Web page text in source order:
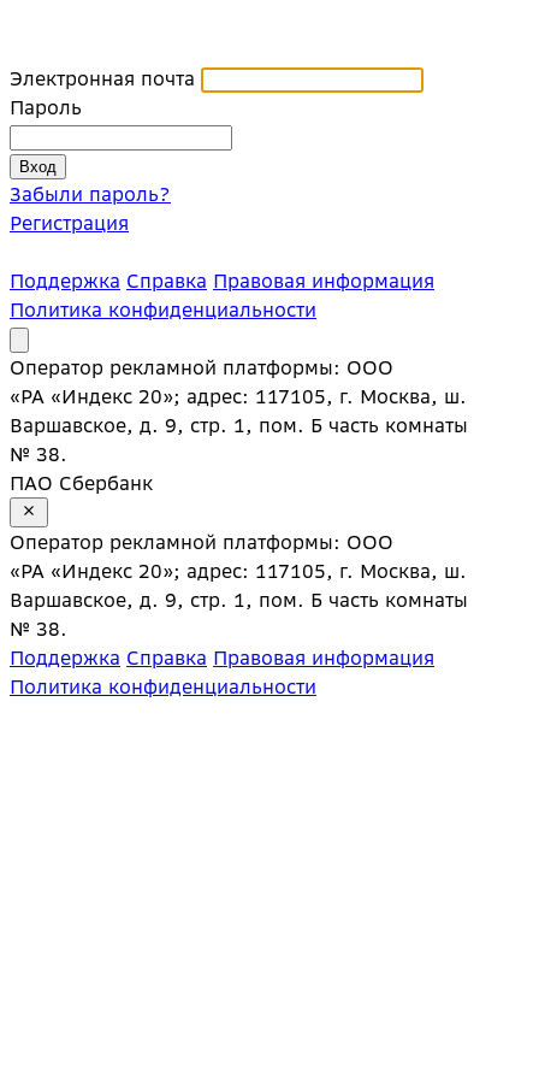
Электронная почта
Пароль
Забыли пароль?
Регистрация
Поддержка Справка Правовая информация
Политика конфиденциальности
Оператор рекламной платформы: ООО
«РА «Индекс 20»; адрес: 117105, г. Москва, ш.
Варшавское, д. 9, стр. 1, пом. Б часть комнаты
№ 38.
ПАО Сбербанк
Оператор рекламной платформы: ООО
«РА «Индекс 20»; адрес: 117105, г. Москва, ш.
Варшавское, д. 9, стр. 1, пом. Б часть комнаты
№ 38.
Поддержка Справка Правовая информация
Политика конфиденциальности